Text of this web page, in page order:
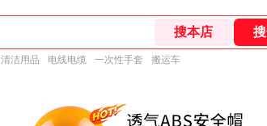
清洁用品 电线电缆 一次性手套 搬运车